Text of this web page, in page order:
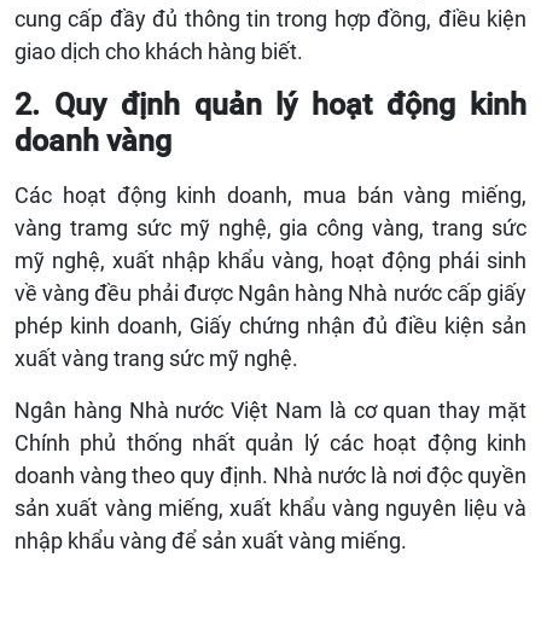
cung cấp đầy đủ thông tin trong hợp đồng, điều kiện
giao dịch cho khách hàng biết.
2. Quy định quản lý hoạt động kinh
doanh vàng
Các hoạt động kinh doanh, mua bán vàng miếng,
vàng tramg sức mỹ nghệ, gia công vàng, trang sức
mỹ nghệ, xuất nhập khẩu vàng, hoạt động phái sinh
về vàng đều phải được Ngân hàng Nhà nước cấp giấy
phép kinh doanh, Giấy chứng nhận đủ điều kiện sản
xuất vàng trang sức mỹ nghệ.
Ngân hàng Nhà nước Việt Nam là cơ quan thay mặt
Chính phủ thống nhất quản lý các hoạt động kinh
doanh vàng theo quy định. Nhà nước là nơi độc quyền
sản xuất vàng miếng, xuất khẩu vàng nguyên liệu và
nhập khẩu vàng để sản xuất vàng miếng.